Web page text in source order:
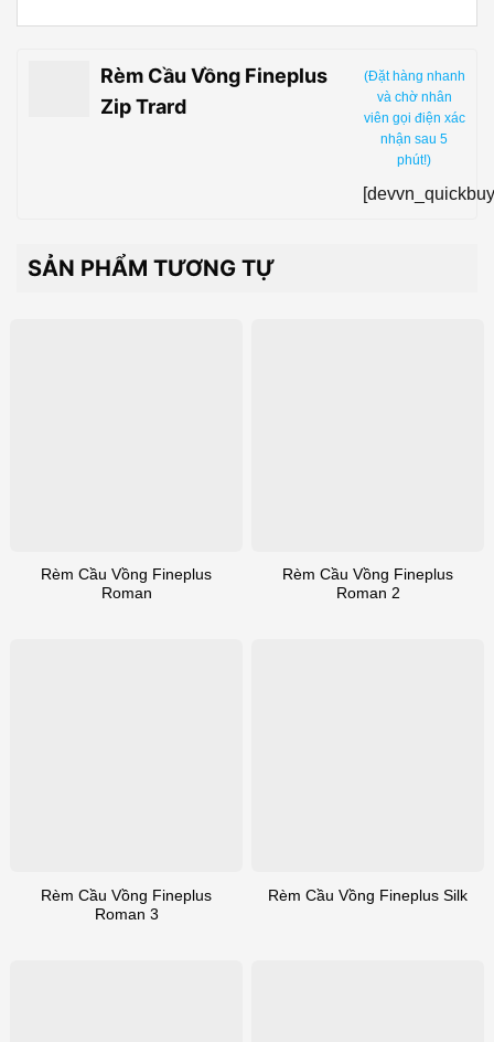
Rèm Cầu Vồng Fineplus
Zip Trard
(Đặt hàng nhanh
và chờ nhân
viên gọi điện xác
nhận sau 5
phút!)
SẢN PHẨM TƯƠNG TỰ
Rèm Cầu Vồng Fineplus
Roman
Rèm Cầu Vồng Fineplus
Roman 2
Rèm Cầu Vồng Fineplus
Roman 3
Rèm Cầu Vồng Fineplus Silk